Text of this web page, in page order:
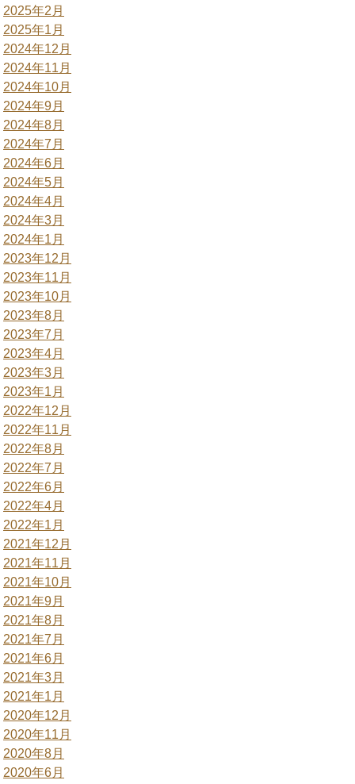
2025年2月
2025年1月
2024年12月
2024年11月
2024年10月
2024年9月
2024年8月
2024年7月
2024年6月
2024年5月
2024年4月
2024年3月
2024年1月
2023年12月
2023年11月
2023年10月
2023年8月
2023年7月
2023年4月
2023年3月
2023年1月
2022年12月
2022年11月
2022年8月
2022年7月
2022年6月
2022年4月
2022年1月
2021年12月
2021年11月
2021年10月
2021年9月
2021年8月
2021年7月
2021年6月
2021年3月
2021年1月
2020年12月
2020年11月
2020年8月
2020年6月